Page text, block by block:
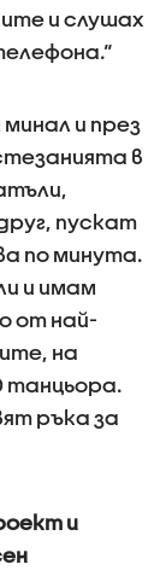
и слушах
минал и през
в
пускат
по минута.
и имам
от най-
на
танцьора.
ръка за
и